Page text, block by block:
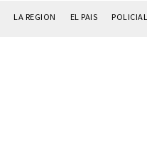
LA REGION EL PAIS